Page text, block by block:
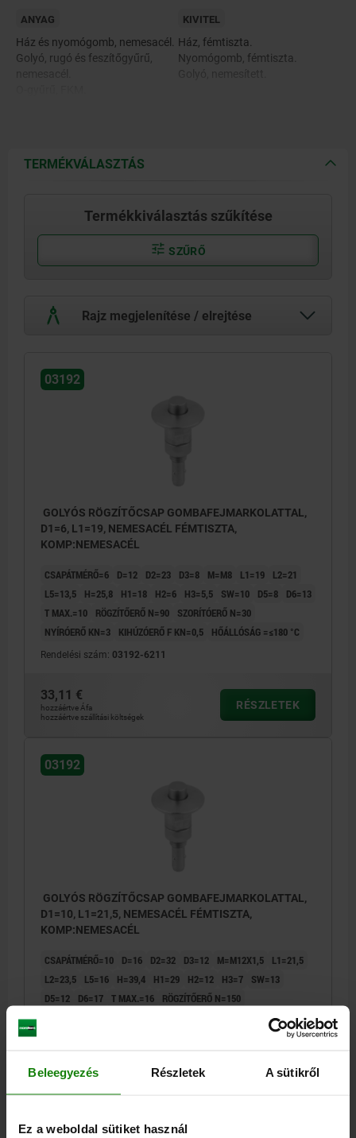
Beleegyezés Részletek A sütikről
Ez a weboldal sütiket használ
ANYAG
Ház és nyomógomb, nemesacél.
Golyó, rugó és feszítőgyűrű,
KIVITEL
Ház, fémtiszta.
Nyomógomb, fémtiszta.
TERMÉKVÁLASZTÁS
Termékkiválasztás szűkítése
SZŰRŐ
Rajz megjelenítése / elrejtése
03192
GOLYÓS RÖGZÍTŐCSAP GOMBAFEJMARKOLATTAL,
D1=6, L1=19, NEMESACÉL FÉMTISZTA,
KOMP:NEMESACÉL
CSAPÁTMÉRŐ=6 D=12 D2=23 D3=8 M=M8 L1=19
L2=21
L5=13,5
H=25,8 H1=18 H2=6 H3=5,5 SW=10 D5=8
D6=13
T MAX.=10
RÖGZÍTŐERŐ N=90
SZORÍTÓERŐ N=30
NYÍRÓERŐ KN=3
KIHÚZÓERŐ F KN=0,5 HŐÁLLÓSÁG =≤180 °C
Rendelési szám: 03192-6211
33,11 €
hozzáértve Áfa
hozzáértve szállítási költségek
RÉSZLETEK
03192
GOLYÓS RÖGZÍTŐCSAP GOMBAFEJMARKOLATTAL,
D1=10, L1=21,5, NEMESACÉL FÉMTISZTA,
KOMP:NEMESACÉL
CSAPÁTMÉRŐ=10 D=16 D2=32 D3=12 M=M12X1,5
L1=21,5
L2=23,5
L5=16 H=39,4 H1=29 H2=12 H3=7
SW=13
D5=12
D6=17 T MAX.=16
RÖGZÍTŐERŐ N=150
KIHÚZÓERŐ F KN=1,5
33,88 €